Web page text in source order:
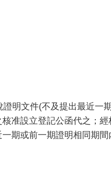
明文件(不及提出最近一
准設立登記公函代之；
期或前一期證明相同期